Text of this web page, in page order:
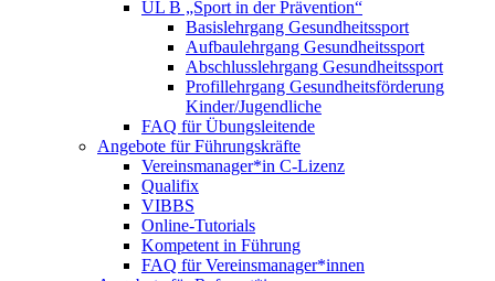
ÜL B „Sport in der Prävention“
Basislehrgang Gesundheitssport
Aufbaulehrgang Gesundheitssport
Abschlusslehrgang Gesundheitssport
Profillehrgang Gesundheitsförderung
Kinder/Jugendliche
FAQ für Übungsleitende
Angebote für Führungskräfte
Vereinsmanager*in C-Lizenz
Qualifix
VIBBS
Online-Tutorials
Kompetent in Führung
FAQ für Vereinsmanager*innen